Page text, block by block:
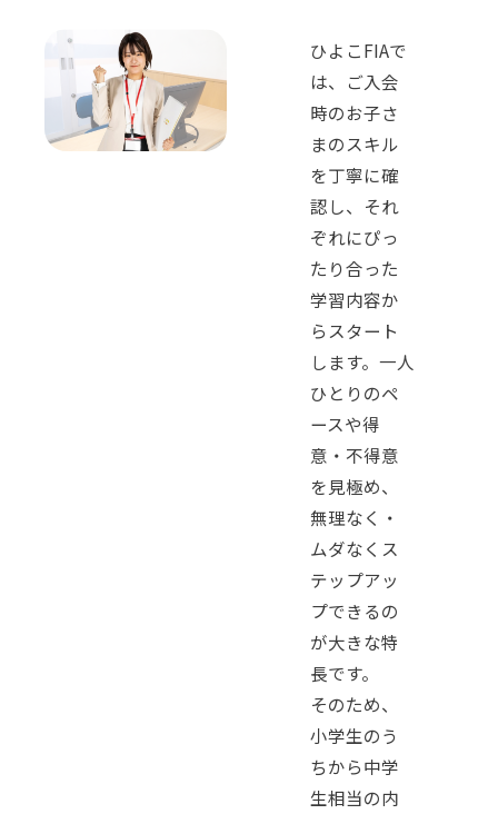
ひよこFIAで
は、ご入会
時のお子さ
まのスキル
を丁寧に確
認し、それ
ぞれにぴっ
たり合った
学習内容か
らスタート
します。一人
ひとりのペ
ースや得
意・不得意
を見極め、
無理なく・
ムダなくス
テップアッ
プできるの
が大きな特
長です。
そのため、
小学生のう
ちから中学
生相当の内